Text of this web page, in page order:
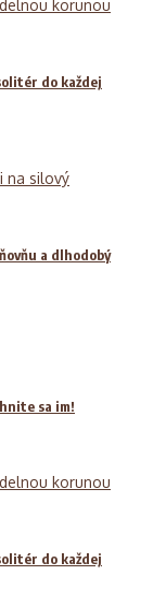
do každej
a dlhodobý
sa im!
do každej